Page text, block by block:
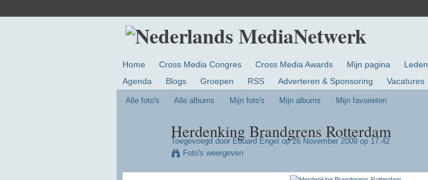
Home Cross Media Congres Cross Media Awards Mijn pagina Leden
Agenda
Blogs Groepen RSS Adverteren & Sponsoring Vacatures
Alle foto's Alle albums Mijn foto's Mijn albums Mijn favorieten
Herdenking Brandgrens Rotterdam
Toegevoegd door Eduard Engel op 26 November 2009 op 17.42
Foto's weergeven